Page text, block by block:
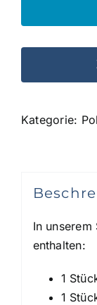
Kategorie:
In
enthalten:
1
1